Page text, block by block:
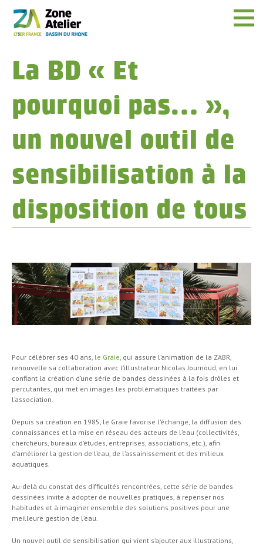
Menu
La BD « Et
pourquoi pas… »,
un nouvel outil de
sensibilisation à la
disposition de tous
Pour célébrer ses 40 ans, le Graie, qui assure l’animation de la ZABR,
renouvelle sa collaboration avec l’illustrateur Nicolas Journoud, en lui
confiant la création d’une série de bandes dessinées à la fois drôles et
percutantes, qui met en images les problématiques traitées par
l’association.
Depuis sa création en 1985, le Graie favorise l’échange, la diffusion des
connaissances et la mise en réseau des acteurs de l’eau (collectivités,
chercheurs, bureaux d’études, entreprises, associations, etc.), afin
d’améliorer la gestion de l’eau, de l’assainissement et des milieux
aquatiques.
Au-delà du constat des difficultés rencontrées, cette série de bandes
dessinées invite à adopter de nouvelles pratiques, à repenser nos
habitudes et à imaginer ensemble des solutions positives pour une
meilleure gestion de l’eau.
Un nouvel outil de sensibilisation qui vient s’ajouter aux illustrations,